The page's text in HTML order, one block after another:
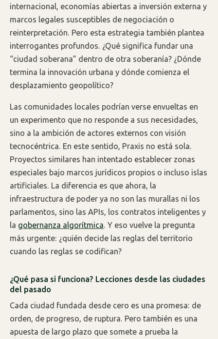
internacional, economías abiertas a inversión externa y
marcos legales susceptibles de negociación o
reinterpretación. Pero esta estrategia también plantea
interrogantes profundos. ¿Qué significa fundar una
“ciudad soberana” dentro de otra soberanía? ¿Dónde
termina la innovación urbana y dónde comienza el
desplazamiento geopolítico?
Las comunidades locales podrían verse envueltas en
un experimento que no responde a sus necesidades,
sino a la ambición de actores externos con visión
tecnocéntrica. En este sentido, Praxis no está sola.
Proyectos similares han intentado establecer zonas
especiales bajo marcos jurídicos propios o incluso islas
artificiales. La diferencia es que ahora, la
infraestructura de poder ya no son las murallas ni los
parlamentos, sino las APIs, los contratos inteligentes y
la gobernanza algorítmica. Y eso vuelve la pregunta
más urgente: ¿quién decide las reglas del territorio
cuando las reglas se codifican?
¿Qué pasa si funciona? Lecciones desde las ciudades
del pasado
Cada ciudad fundada desde cero es una promesa: de
orden, de progreso, de ruptura. Pero también es una
apuesta de largo plazo que somete a prueba la